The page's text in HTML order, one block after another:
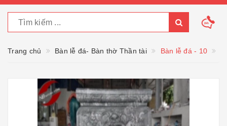
Trang chủ Bàn lễ đá- Bàn thờ Thần tài Bàn lễ đá - 10